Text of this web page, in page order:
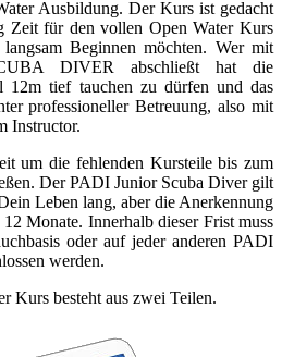
Ausbildung. Der Kurs ist gedacht
Zeit für den vollen Open Water Kurs
Beginnen möchten. Wer mit
DIVER abschließt hat die
12m tief tauchen zu dürfen und das
professioneller Betreuung, also mit
Instructor.
um die fehlenden Kursteile bis zum
Der PADI Junior Scuba Diver gilt
Leben lang, aber die Anerkennung
Monate. Innerhalb dieser Frist muss
oder auf jeder anderen PADI
werden.
Kurs besteht aus zwei Teilen.